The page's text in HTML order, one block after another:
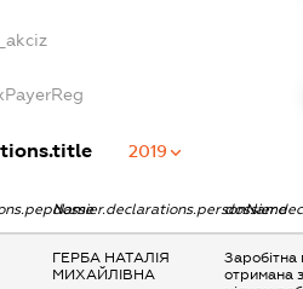
2019
dossier.declarations.personName
ГЕРБА НАТАЛІЯ
МИХАЙЛІВНА
Заробітна
отримана